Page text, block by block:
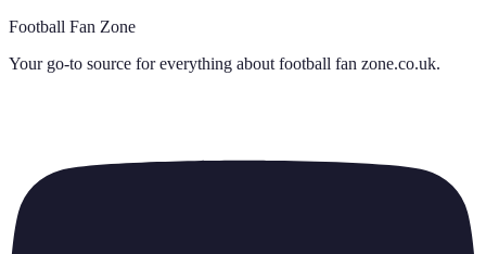
Football Fan Zone
Your go-to source for everything about football fan zone.co.uk.